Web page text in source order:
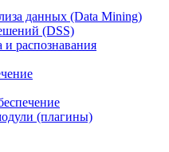
данных (Data Mining)
(DSS)
распознавания
(плагины)